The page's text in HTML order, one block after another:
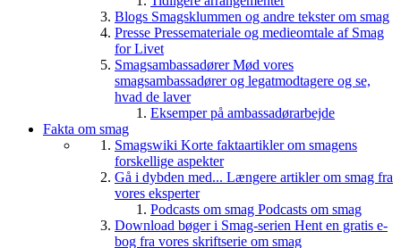
Blogs Smagsklummen og andre tekster om smag
Presse Pressemateriale og medieomtale af Smag
for Livet
SmagsambassadørerMød vores
smagsambassadører og legatmodtagere og se,
hvad de laver
Eksemper på ambassadørarbejde
Fakta om smag
Smagswiki Korte faktaartikler om smagens
forskellige aspekter
Gå i dybden med... Længere artikler om smag fra
vores eksperter
Podcasts om smag Podcasts om smag
Download bøger i Smag-serien Hent en gratis e-
bog fra vores skriftserie om smag